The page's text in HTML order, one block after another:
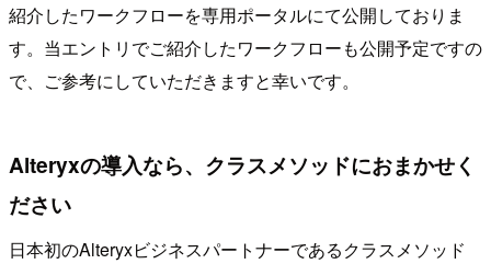
紹介したワークフローを専用ポータルにて公開しておりま
す。当エントリでご紹介したワークフローも公開予定ですの
で、ご参考にしていただきますと幸いです。
Alteryxの導入なら、クラスメソッドにおまかせく
ださい
日本初のAlteryxビジネスパートナーであるクラスメソッド